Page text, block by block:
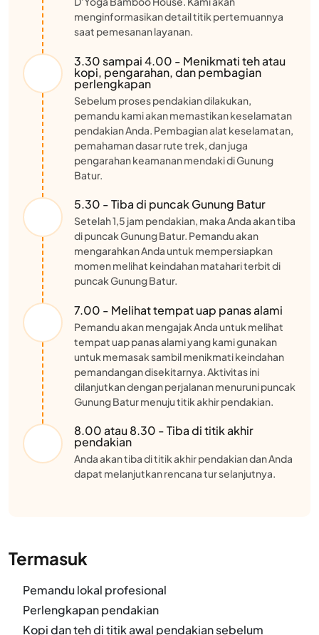
menginformasikan detail titik pertemuannya
saat pemesanan layanan.
3.30 sampai 4.00 - Menikmati teh atau
kopi, pengarahan, dan pembagian
perlengkapan
Sebelum proses pendakian dilakukan,
pemandu kami akan memastikan keselamatan
pendakian Anda. Pembagian alat keselamatan,
pemahaman dasar rute trek, dan juga
pengarahan keamanan mendaki di Gunung
Batur.
5.30 - Tiba di puncak Gunung Batur
Setelah 1,5 jam pendakian, maka Anda akan tiba
di puncak Gunung Batur. Pemandu akan
mengarahkan Anda untuk mempersiapkan
momen melihat keindahan matahari terbit di
puncak Gunung Batur.
7.00 - Melihat tempat uap panas alami
Pemandu akan mengajak Anda untuk melihat
tempat uap panas alami yang kami gunakan
untuk memasak sambil menikmati keindahan
pemandangan disekitarnya. Aktivitas ini
dilanjutkan dengan perjalanan menuruni puncak
Gunung Batur menuju titik akhir pendakian.
8.00 atau 8.30 - Tiba di titik akhir
pendakian
Anda akan tiba di titik akhir pendakian dan Anda
dapat melanjutkan rencana tur selanjutnya.
Termasuk
Pemandu lokal profesional
Perlengkapan pendakian
Kopi dan teh di titik awal pendakian sebelum